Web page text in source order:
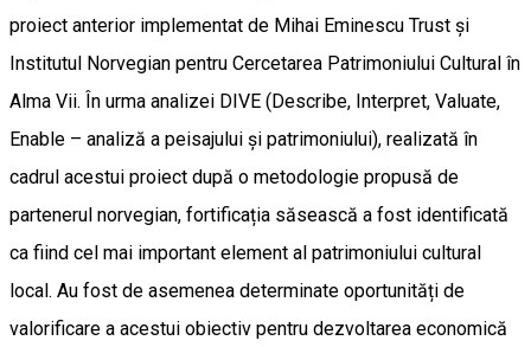
proiect anterior implementat de Mihai Eminescu Trust și
Institutul Norvegian pentru Cercetarea Patrimoniului Cultural în
Alma Vii. În urma analizei DIVE (Describe, Interpret, Valuate,
Enable – analiză a peisajului și patrimoniului), realizată în
cadrul acestui proiect după o metodologie propusă de
partenerul norvegian, fortificația săsească a fost identificată
ca fiind cel mai important element al patrimoniului cultural
local. Au fost de asemenea determinate oportunități de
valorificare a acestui obiectiv pentru dezvoltarea economică